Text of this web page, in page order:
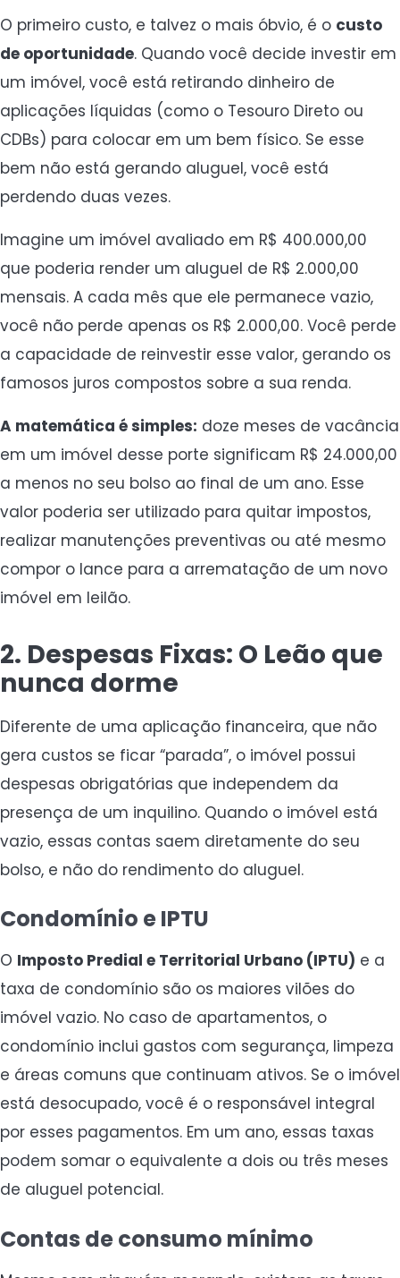
O primeiro custo, e talvez o mais óbvio, é o custo
de oportunidade. Quando você decide investir em
um imóvel, você está retirando dinheiro de
aplicações líquidas (como o Tesouro Direto ou
CDBs) para colocar em um bem físico. Se esse
bem não está gerando aluguel, você está
perdendo duas vezes.
Imagine um imóvel avaliado em R$ 400.000,00
que poderia render um aluguel de R$ 2.000,00
mensais. A cada mês que ele permanece vazio,
você não perde apenas os R$ 2.000,00. Você perde
a capacidade de reinvestir esse valor, gerando os
famosos juros compostos sobre a sua renda.
A matemática é simples: doze meses de vacância
em um imóvel desse porte significam R$ 24.000,00
a menos no seu bolso ao final de um ano. Esse
valor poderia ser utilizado para quitar impostos,
realizar manutenções preventivas ou até mesmo
compor o lance para a arrematação de um novo
imóvel em leilão.
2. Despesas Fixas: O Leão que
nunca dorme
Diferente de uma aplicação financeira, que não
gera custos se ficar “parada”, o imóvel possui
despesas obrigatórias que independem da
presença de um inquilino. Quando o imóvel está
vazio, essas contas saem diretamente do seu
bolso, e não do rendimento do aluguel.
Condomínio e IPTU
O Imposto Predial e Territorial Urbano (IPTU) e a
taxa de condomínio são os maiores vilões do
imóvel vazio. No caso de apartamentos, o
condomínio inclui gastos com segurança, limpeza
e áreas comuns que continuam ativos. Se o imóvel
está desocupado, você é o responsável integral
por esses pagamentos. Em um ano, essas taxas
podem somar o equivalente a dois ou três meses
de aluguel potencial.
Contas de consumo mínimo